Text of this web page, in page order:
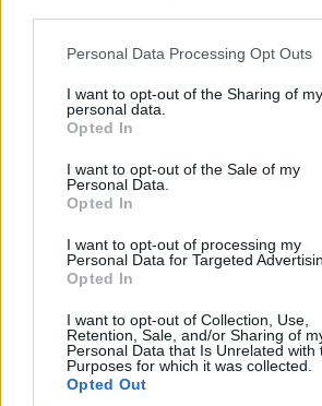
Personal Data Processing Opt Outs
I want to opt-out of the Sharing of my
personal data.
Opted In
I want to opt-out of the Sale of my
Personal Data.
Opted In
I want to opt-out of processing my
Personal Data for Targeted
Opted In
I want to opt-out of Collection, Use,
Retention, Sale, and/or Sharing of
Personal Data that Is Unrelated with
Purposes for which it was collected.
Opted Out
įžymybės kaip Bekhemų
Madona, manekenė Naomi
Nedidelėje Juodkalnijoje
lygio garsenybę nėra sunku.
grietinėlė apsistoja tuose
pasirenka prabangesnius
Pavyzdžiui, garsioji Bekhemų
tenisininkas Novakas
Lenny Kravitzas renkasi
jame esančiu „Aman Sveti